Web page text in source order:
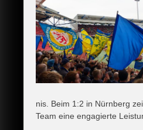
nis. Beim 1:2 in Nürnberg
Team eine engagierte